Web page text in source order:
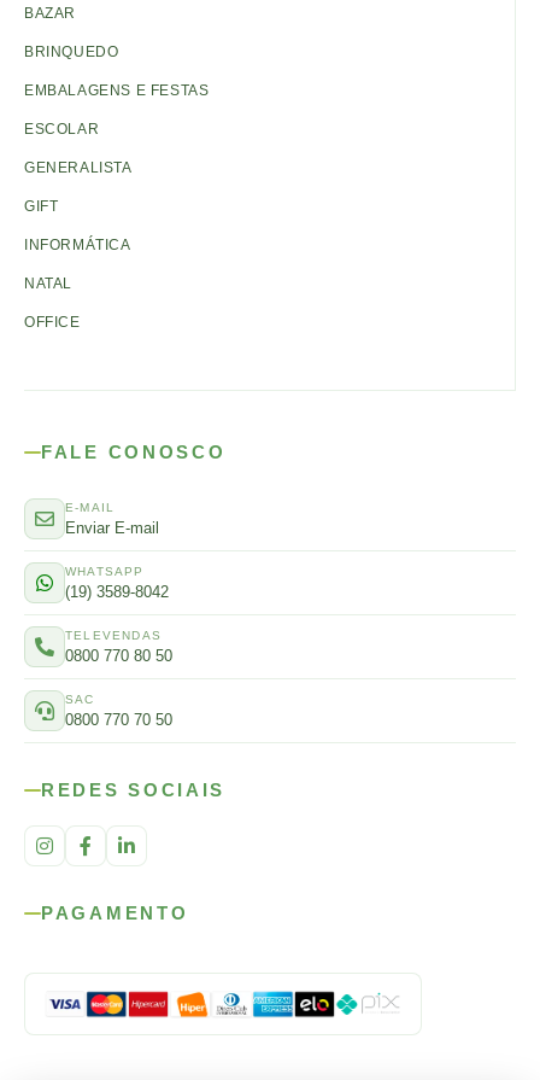
BAZAR
BRINQUEDO
EMBALAGENS E FESTAS
ESCOLAR
GENERALISTA
GIFT
INFORMÁTICA
NATAL
OFFICE
FALE CONOSCO
E-MAIL
Enviar E-mail
WHATSAPP
(19) 3589-8042
TELEVENDAS
0800 770 80 50
SAC
0800 770 70 50
REDES SOCIAIS
PAGAMENTO